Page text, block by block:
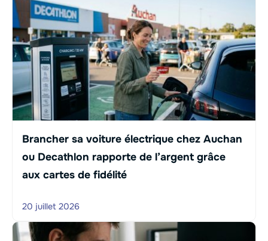
Brancher sa voiture électrique chez Auchan
ou Decathlon rapporte de l’argent grâce
aux cartes de fidélité
20 juillet 2026